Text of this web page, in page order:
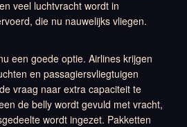
veel luchtvracht wordt in
die nu nauwelijks vliegen.
een goede optie. Airlines krijgen
en passagiersvliegtuigen
vraag naar extra capaciteit te
de belly wordt gevuld met vracht,
wordt ingezet. Pakketten